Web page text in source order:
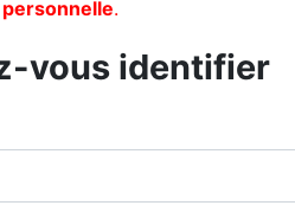
.
vous identifier